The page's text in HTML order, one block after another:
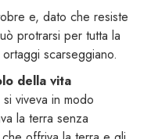
e, dato che resiste
protrarsi per tutta la
scarseggiano.
della vita
viveva in modo
la terra senza